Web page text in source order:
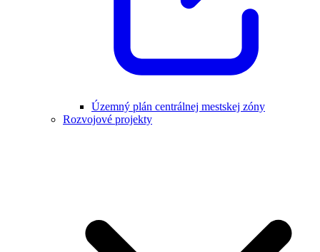
Územný plán centrálnej mestskej zóny
Rozvojové projekty